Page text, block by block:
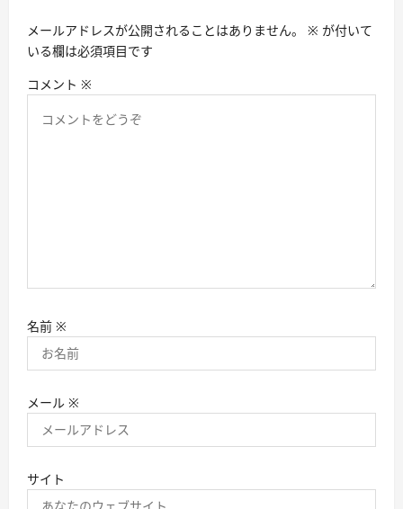
メールアドレスが公開されることはありません。 ※ が付いて
いる欄は必須項目です
コメント ※
名前 ※
メール ※
サイト